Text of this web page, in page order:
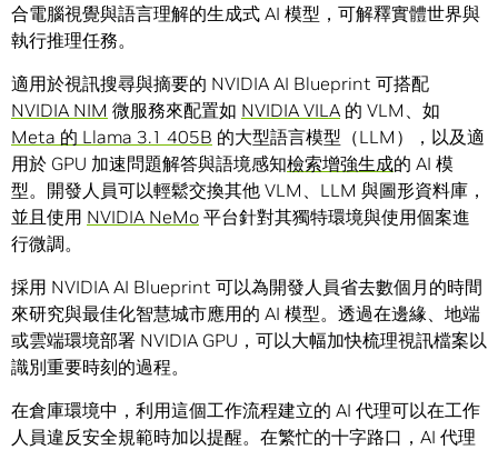
合電腦視覺與語言理解的生成式 AI 模型，可解釋實體世界與
執行推理任務。
適用於視訊搜尋與摘要的 NVIDIA AI Blueprint 可搭配
NVIDIA NIM 微服務來配置如 NVIDIA VILA 的 VLM、如
Meta 的 Llama 3.1 405B 的大型語言模型（LLM），以及適
用於 GPU 加速問題解答與語境感知檢索增強生成的 AI 模
型。開發人員可以輕鬆交換其他 VLM、LLM 與圖形資料庫，
並且使用 NVIDIA NeMo 平台針對其獨特環境與使用個案進
行微調。
採用 NVIDIA AI Blueprint 可以為開發人員省去數個月的時間
來研究與最佳化智慧城市應用的 AI 模型。透過在邊緣、地端
或雲端環境部署 NVIDIA GPU，可以大幅加快梳理視訊檔案以
識別重要時刻的過程。
在倉庫環境中，利用這個工作流程建立的 AI 代理可以在工作
人員違反安全規範時加以提醒。在繁忙的十字路口，AI 代理